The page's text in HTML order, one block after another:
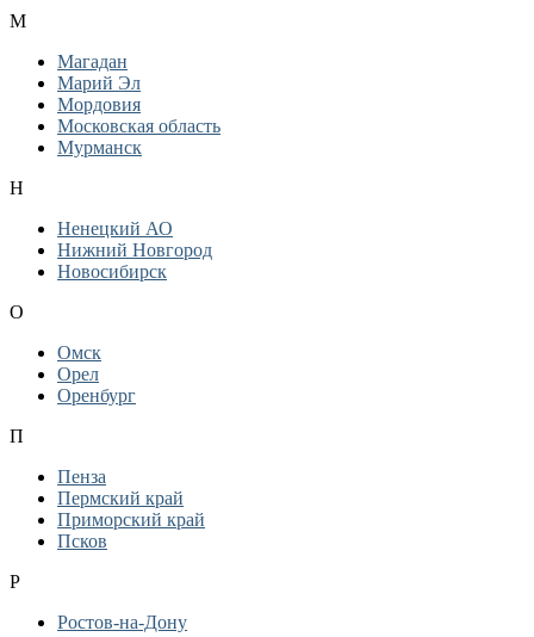
М
Магадан
Марий Эл
Мордовия
Московская область
Мурманск
Н
Ненецкий АО
Нижний Новгород
Новосибирск
О
Омск
Орел
Оренбург
П
Пенза
Пермский край
Приморский край
Псков
Р
Ростов-на-Дону